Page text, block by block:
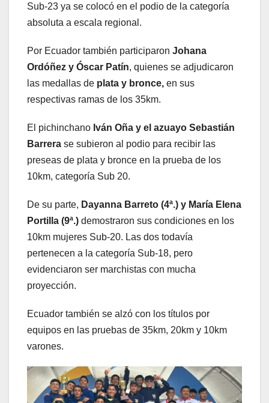
Sub-23 ya se colocó en el podio de la categoría
absoluta a escala regional.
Por Ecuador también participaron Johana
Ordóñez y Óscar Patín, quienes se adjudicaron
las medallas de plata y bronce, en sus
respectivas ramas de los 35km.
El pichinchano Iván Oña y el azuayo Sebastián
Barrera se subieron al podio para recibir las
preseas de plata y bronce en la prueba de los
10km, categoría Sub 20.
De su parte, Dayanna Barreto (4ª.) y María Elena
Portilla (9ª.) demostraron sus condiciones en los
10km mujeres Sub-20. Las dos todavía
pertenecen a la categoría Sub-18, pero
evidenciaron ser marchistas con mucha
proyección.
Ecuador también se alzó con los títulos por
equipos en las pruebas de 35km, 20km y 10km
varones.